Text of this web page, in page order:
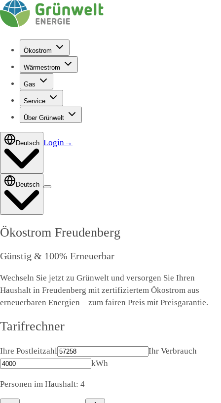
Ökostrom
Wärmestrom
Gas
Service
Über Grünwelt
Deutsch Login→
Deutsch
Ökostrom Freudenberg
Günstig & 100% Erneuerbar
Wechseln Sie jetzt zu Grünwelt und versorgen Sie Ihren
Haushalt in Freudenberg mit zertifiziertem Ökostrom aus
erneuerbaren Energien – zum fairen Preis mit Preisgarantie.
Tarifrechner
Ihre Postleitzahl
Ihr Verbrauch
kWh
Personen im Haushalt: 4